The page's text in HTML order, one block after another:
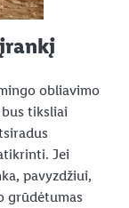
obliavimo
tiksliai
Jei
pavyzdžiui,
grūdėtumas